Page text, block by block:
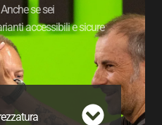
se sei
accessibili e sicure